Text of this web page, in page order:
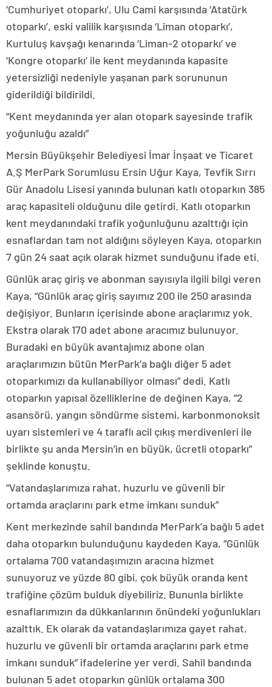
‘Cumhuriyet otoparkı’, Ulu Cami karşısında ‘Atatürk
otoparkı’, eski valilik karşısında ‘Liman otoparkı’,
Kurtuluş kavşağı kenarında ‘Liman-2 otoparkı’ ve
‘Kongre otoparkı’ ile kent meydanında kapasite
yetersizliği nedeniyle yaşanan park sorununun
giderildiği bildirildi.
“Kent meydanında yer alan otopark sayesinde trafik
yoğunluğu azaldı”
Mersin Büyükşehir Belediyesi İmar İnşaat ve Ticaret
A.Ş MerPark Sorumlusu Ersin Uğur Kaya, Tevfik Sırrı
Gür Anadolu Lisesi yanında bulunan katlı otoparkın 385
araç kapasiteli olduğunu dile getirdi. Katlı otoparkın
kent meydanındaki trafik yoğunluğunu azalttığı için
esnaflardan tam not aldığını söyleyen Kaya, otoparkın
7 gün 24 saat açık olarak hizmet sunduğunu ifade eti.
Günlük araç giriş ve abonman sayısıyla ilgili bilgi veren
Kaya, “Günlük araç giriş sayımız 200 ile 250 arasında
değişiyor. Bunların içerisinde abone araçlarımız yok.
Ekstra olarak 170 adet abone aracımız bulunuyor.
Buradaki en büyük avantajımız abone olan
araçlarımızın bütün MerPark’a bağlı diğer 5 adet
otoparkımızı da kullanabiliyor olması” dedi. Katlı
otoparkın yapısal özelliklerine de değinen Kaya, “2
asansörü, yangın söndürme sistemi, karbonmonoksit
uyarı sistemleri ve 4 taraflı acil çıkış merdivenleri ile
birlikte şu anda Mersin’in en büyük, ücretli otoparkı”
şeklinde konuştu.
“Vatandaşlarımıza rahat, huzurlu ve güvenli bir
ortamda araçlarını park etme imkanı sunduk”
Kent merkezinde sahil bandında MerPark’a bağlı 5 adet
daha otoparkın bulunduğunu kaydeden Kaya, “Günlük
ortalama 700 vatandaşımızın aracına hizmet
sunuyoruz ve yüzde 80 gibi, çok büyük oranda kent
trafiğine çözüm bulduk diyebiliriz. Bununla birlikte
esnaflarımızın da dükkanlarının önündeki yoğunlukları
azalttık. Ek olarak da vatandaşlarımıza gayet rahat,
huzurlu ve güvenli bir ortamda araçlarını park etme
imkanı sunduk” ifadelerine yer verdi. Sahil bandında
bulunan 5 adet otoparkın günlük ortalama 300